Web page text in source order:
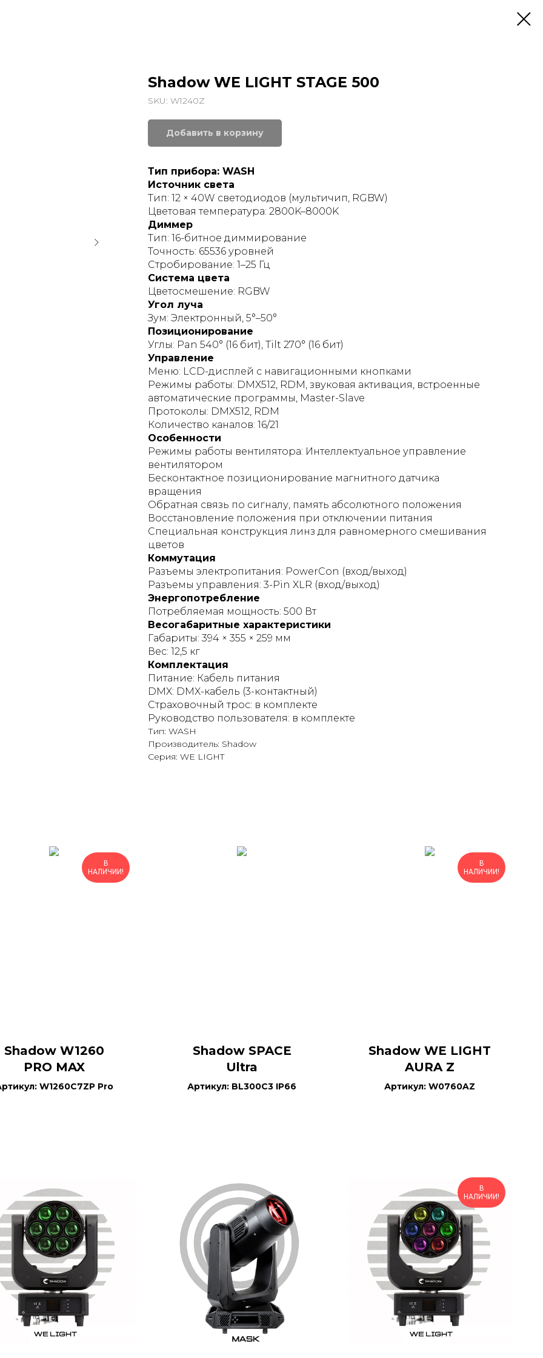
Shadow WE LIGHT STAGE 500
SKU: W1240Z
Добавить в корзину
Тип прибора: WASH
Источник света
Тип: 12 × 40W светодиодов (мультичип, RGBW)
Цветовая температура: 2800K–8000K
Диммер
Тип: 16-битное диммирование
Точность: 65536 уровней
Стробирование: 1–25 Гц
Система цвета
Цветосмешение: RGBW
Угол луча
Зум: Электронный, 5°–50°
Позиционирование
Углы: Pan 540° (16 бит), Tilt 270° (16 бит)
Управление
Меню: LCD-дисплей с навигационными кнопками
Режимы работы: DMX512, RDM, звуковая активация, встроенные
автоматические программы, Master-Slave
Протоколы: DMX512, RDM
Количество каналов: 16/21
Особенности
Режимы работы вентилятора: Интеллектуальное управление
вентилятором
Бесконтактное позиционирование магнитного датчика
вращения
Обратная связь по сигналу, память абсолютного положения
Восстановление положения при отключении питания
Специальная конструкция линз для равномерного смешивания
цветов
Коммутация
Разъемы электропитания: PowerCon (вход/выход)
Разъемы управления: 3-Pin XLR (вход/выход)
Энергопотребление
Потребляемая мощность: 500 Вт
Весогабаритные характеристики
Габариты: 394 × 355 × 259 мм
Вес: 12,5 кг
Комплектация
Питание: Кабель питания
DMX: DMX-кабель (3-контактный)
Страховочный трос: в комплекте
Руководство пользователя: в комплекте
Тип: WASH
Производитель: Shadow
Серия: WE LIGHT
В
НАЛИЧИИ!
Shadow W1260
PRO MAX
W1260C7ZP Pro
Shadow SPACE
Ultra
Артикул: BL300C3 IP66
В
НАЛИЧИИ!
Shadow WE LIGHT
AURA Z
Артикул: W0760AZ
В
НАЛИЧИИ!